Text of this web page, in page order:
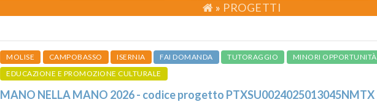
» PROGETTI
MOLISE CAMPOBASSO ISERNIA FAI DOMANDA TUTORAGGIO
MINORI OPPORTUNITÀ
EDUCAZIONE E PROMOZIONE CULTURALE
MANO NELLA MANO 2026 - codice progetto PTXSU0024025013045NMTX